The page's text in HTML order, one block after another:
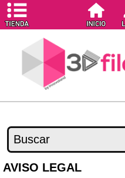
AVISO LEGAL